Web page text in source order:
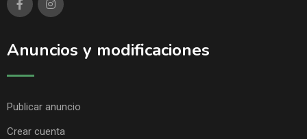
Anuncios y modificaciones
Publicar anuncio
Crear cuenta